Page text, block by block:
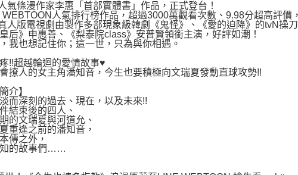
氣條漫作家李惠「首部實體書」作品，正式登台！
人氣排行榜作品，超過3000萬觀看次數、9.98分超高評價
人版電視劇由製作多部現象級韓劇《鬼怪》、《愛的迫降》的tvN操刀
后》申惠善、《梨泰院class》安普賢領銜主演，好評如潮！
我也想記住你；這一世，只為與你相遇。
!!超越輪迴的愛情故事♥
撩人的女主角潘知音，今生也要積極向文瑞夏發動直球攻勢!!
介】
而深刻的過去、現在，以及未來!!
結束後的四人、
的文瑞夏與河道允、
重逢之前的潘知音，
傳之外，
的故事們……